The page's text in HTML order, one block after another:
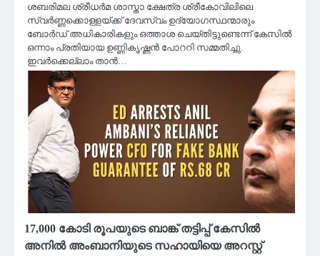
ശബരിമല ശ്രീധർമ ശാസ്താ ക്ഷേത്ര ശ്രീകോവിലിലെ
സ്വർണ്ണക്കൊള്ളയ്ക്ക് ദേവസ്വം ഉദ്യോഗസ്ഥന്മാരും
ബോർഡ് അധികാരികളും ഒത്താശ ചെയ്തിട്ടുണ്ടെന്ന് കേസിൽ
ഒന്നാം പ്രതിയായ ഉണ്ണികൃഷ്ണൻ പോററി സമ്മതിച്ചു.
ഇവര്‍ക്കെല്ലാം താന്‍…
17,000 കോടി രൂപയുടെ ബാങ്ക് തട്ടിപ്പ് കേസില്‍
അനില്‍ അംബാനിയുടെ സഹായിയെ അറസ്റ്റ്